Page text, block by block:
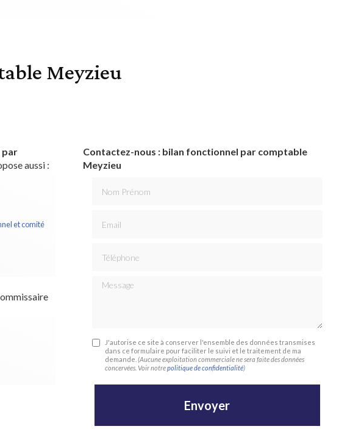
Meyzieu
par
aussi :
et comité
Contactez-nous : bilan fonctionnel par comptable
Meyzieu
Message
J'autorise ce site à conserver l'ensemble des données transmises
dans ce formulaire pour faciliter le suivi et le traitement de ma
demande. (Aucune exploitation commerciale ne sera faite des données
concervées. Voir notrepolitique de confidentialité)